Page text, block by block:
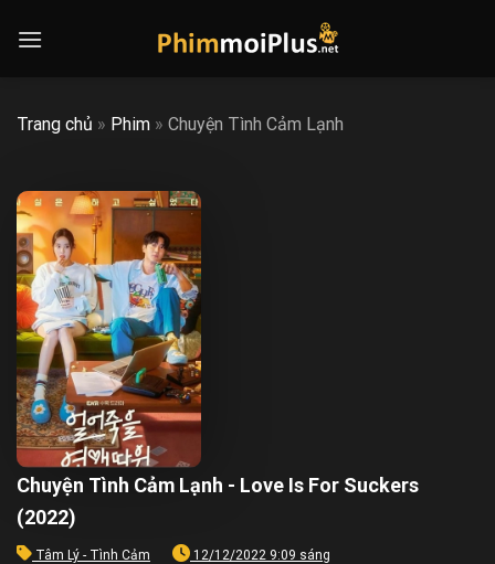
Trang chủ » Phim » Chuyện Tình Cảm Lạnh
Chuyện Tình Cảm Lạnh - Love Is For Suckers
(2022)
Tâm Lý - Tình Cảm 12/12/2022 9:09 sáng